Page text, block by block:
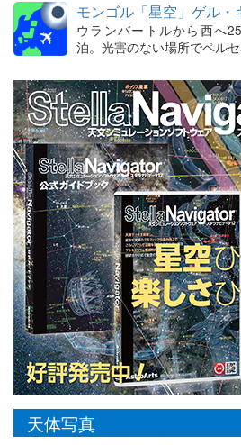
モンゴル「星空」ゲル・
ウランバートルから西へ
泊。光害のない場所でペル
天体写真